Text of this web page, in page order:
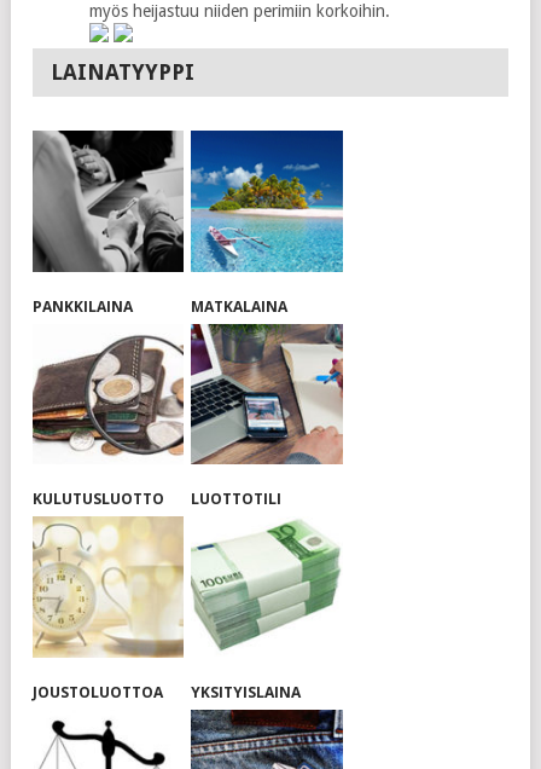
myös heijastuu niiden perimiin korkoihin.
LAINATYYPPI
PANKKILAINA MATKALAINA
KULUTUSLUOTTO LUOTTOTILI
JOUSTOLUOTTOA YKSITYISLAINA